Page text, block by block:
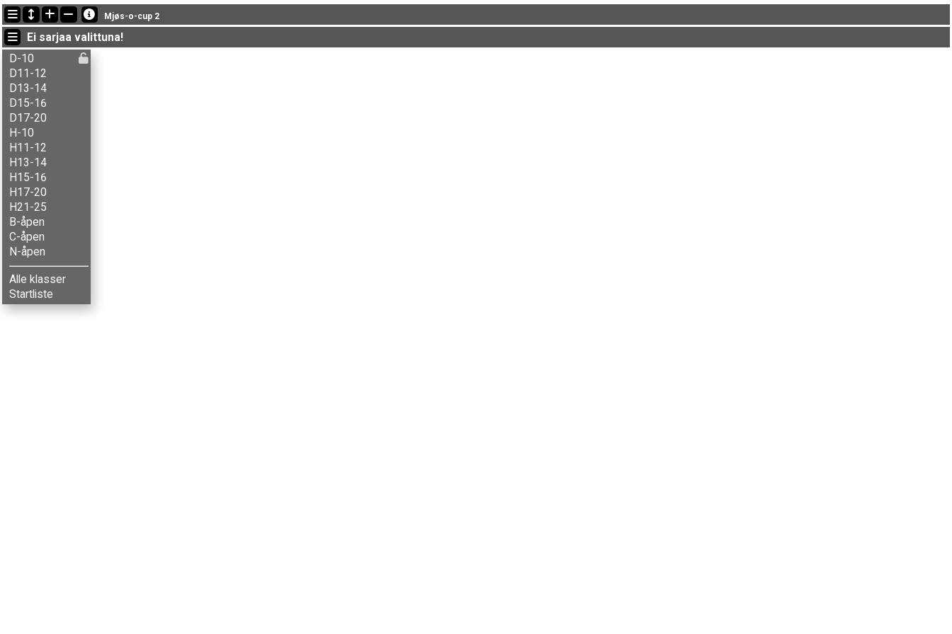
Viimeisimmät tulokset
20:13:18: Håkon L-Thorud (H-10) got new status: ei läht.
20:09:53: Torbjørn Mousing (
19:25:33: Ane Fagerhaug (D13-14) maalissa ajalla 55:17 (9)
Mjøs-o-cup 2
Ei sarjaa valittuna!
D-10
D11-12
D13-14
D15-16
D17-20
H-10
H11-12
H13-14
H15-16
H17-20
H21-25
B-åpen
C-åpen
N-åpen
Alle klasser
Startliste